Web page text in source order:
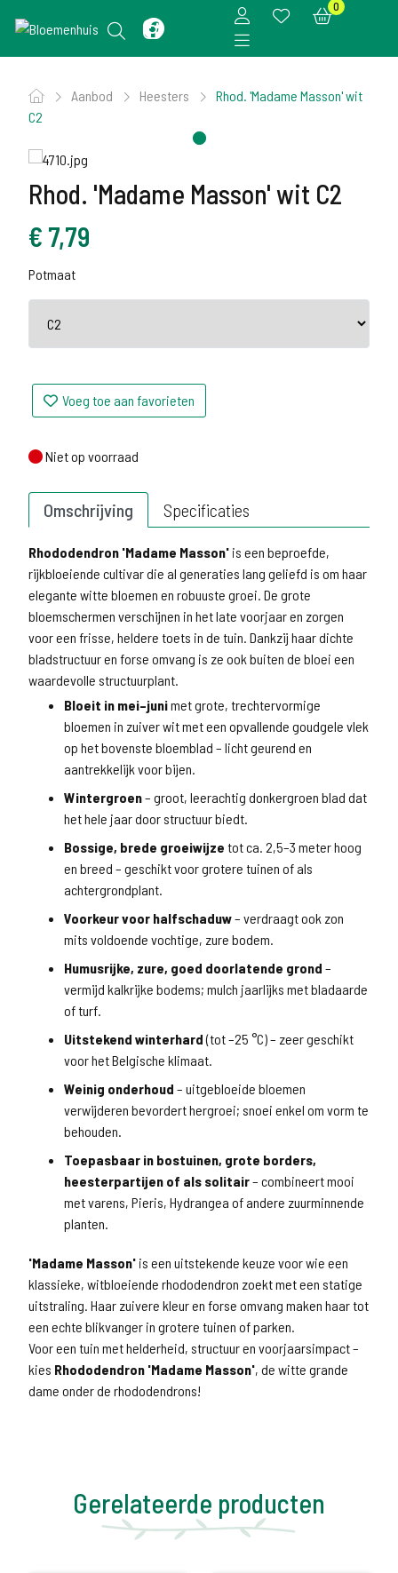
0
Aanbod Heesters
Rhod. 'Madame Masson' wit
C2
Rhod. 'Madame Masson' wit C2
€ 7,79
Potmaat
Voeg toe aan favorieten
Niet op voorraad
Niet op voorraad
Omschrijving Specificaties
Rhododendron 'Madame Masson' is een beproefde,
rijkbloeiende cultivar die al generaties lang geliefd is om haar
elegante witte bloemen en robuuste groei. De grote
bloemschermen verschijnen in het late voorjaar en zorgen
voor een frisse, heldere toets in de tuin. Dankzij haar dichte
bladstructuur en forse omvang is ze ook buiten de bloei een
waardevolle structuurplant.
Bloeit in mei–junimet grote, trechtervormige
bloemen in zuiver wit met een opvallende goudgele vlek
op het bovenste bloemblad – licht geurend en
aantrekkelijk voor bijen.
Wintergroen– groot, leerachtig donkergroen blad dat
het hele jaar door structuur biedt.
Bossige, brede groeiwijze tot ca. 2,5–3 meter hoog
en breed – geschikt voor grotere tuinen of als
achtergrondplant.
Voorkeur voor halfschaduw– verdraagt ook zon
mits voldoende vochtige, zure bodem.
Humusrijke, zure, goed doorlatende grond –
vermijd kalkrijke bodems; mulch jaarlijks met bladaarde
of turf.
Uitstekend winterhard(tot –25 °C) – zeer geschikt
voor het Belgische klimaat.
Weinig onderhoud – uitgebloeide bloemen
verwijderen bevordert hergroei; snoei enkel om vorm te
behouden.
Toepasbaar in bostuinen, grote borders,
heesterpartijen of als solitair– combineert mooi
met varens, Pieris, Hydrangea of andere zuurminnende
planten.
'Madame Masson' is een uitstekende keuze voor wie een
klassieke, witbloeiende rhododendron zoekt met een statige
uitstraling. Haar zuivere kleur en forse omvang maken haar tot
een echte blikvanger in grotere tuinen of parken.
Voor een tuin met helderheid, structuur en voorjaarsimpact –
kies Rhododendron 'Madame Masson', de witte grande
dame onder de rhododendrons!
Gerelateerde producten